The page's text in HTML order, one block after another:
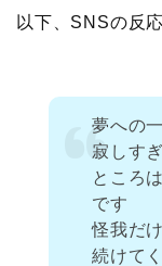
以下、SNSの反
夢への
寂しす
ところ
です
怪我だ
続けて